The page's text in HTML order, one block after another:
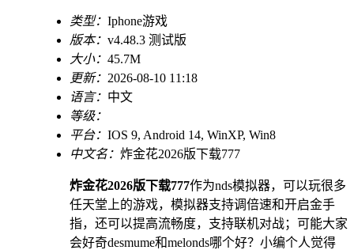
类型： Iphone游戏
版本： v4.48.3 测试版
大小： 45.7M
更新： 2026-08-10 11:18
语言： 中文
等级：
平台： IOS 9, Android 14, WinXP, Win8
中文名： 炸金花2026版下载777
炸金花2026版下载777作为nds模拟器，可以玩很多
任天堂上的游戏，模拟器支持调倍速和开启金手
指，还可以提高流畅度，支持联机对战；可能大家
会好奇desmume和melonds哪个好？小编个人觉得